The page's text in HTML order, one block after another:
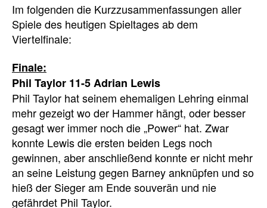
Im folgenden die Kurzzusammenfassungen aller
Spiele des heutigen Spieltages ab dem
Viertelfinale:
Finale:
Phil Taylor 11-5 Adrian Lewis
Phil Taylor hat seinem ehemaligen Lehring einmal
mehr gezeigt wo der Hammer hängt, oder besser
gesagt wer immer noch die „Power“ hat. Zwar
konnte Lewis die ersten beiden Legs noch
gewinnen, aber anschließend konnte er nicht mehr
an seine Leistung gegen Barney anknüpfen und so
hieß der Sieger am Ende souverän und nie
gefährdet Phil Taylor.